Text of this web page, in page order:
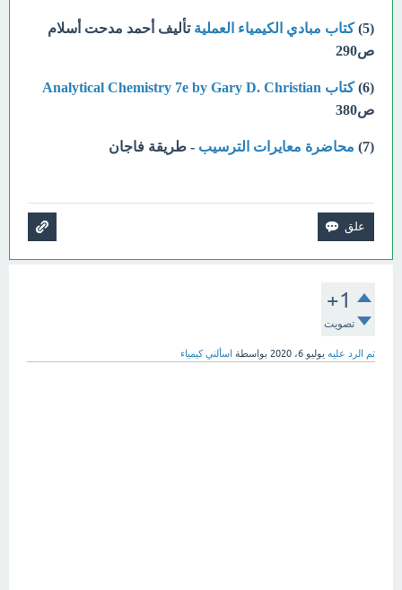
(5) كتاب مبادي الكيمياء العملية تأليف أحمد مدحت أسلام
ص290
(6)
كتاب Analytical Chemistry 7e by Gary D. Christian
ص380
(7) محاضرة معايرات الترسيب - طريقة فاجان
+1
تصويت
تم الرد عليه يوليو 6، 2020 بواسطة اسألني كيمياء